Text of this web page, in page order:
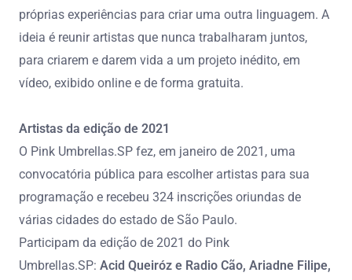
próprias experiências para criar uma outra linguagem. A
ideia é reunir artistas que nunca trabalharam juntos,
para criarem e darem vida a um projeto inédito, em
vídeo, exibido online e de forma gratuita.
Artistas da edição de 2021
O Pink Umbrellas.SP fez, em janeiro de 2021, uma
convocatória pública para escolher artistas para sua
programação e recebeu 324 inscrições oriundas de
várias cidades do estado de São Paulo.
Participam da edição de 2021 do Pink
Umbrellas.SP: Acid Queiróz e Radio Cão, Ariadne Filipe,